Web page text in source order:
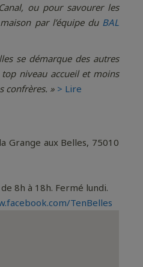
ou pour savourer les
par l’équipe du BAL
se démarque des autres
niveau accueil et moins
confrères. » > Lire
Grange aux Belles, 75010
8h à 18h. Fermé lundi.
TenBelles